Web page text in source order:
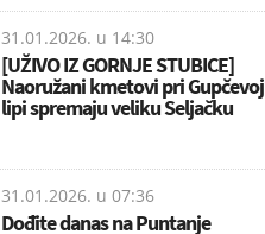
31.01.2026. u 14:30
[UŽIVO IZ GORNJE STUBICE]
Naoružani kmetovi pri Gupčevoj
lipi spremaju veliku Seljačku
31.01.2026. u 07:36
Dođite danas na Puntanje